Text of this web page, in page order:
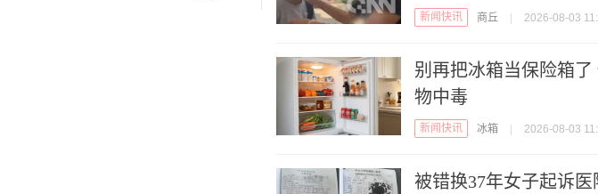
新闻快讯 商丘 2026-08-03
别再把冰箱当保险箱
物中毒
新闻快讯 冰箱 2026-08-03
被错换37年女子起诉医